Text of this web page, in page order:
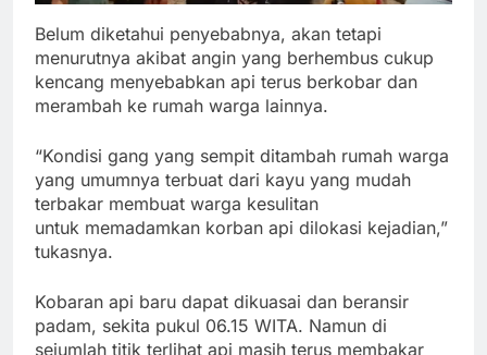
Belum diketahui penyebabnya, akan tetapi
menurutnya akibat angin yang berhembus cukup
kencang menyebabkan api terus berkobar dan
merambah ke rumah warga lainnya.
“Kondisi gang yang sempit ditambah rumah warga
yang umumnya terbuat dari kayu yang mudah
terbakar membuat warga kesulitan
untuk memadamkan korban api dilokasi kejadian,”
tukasnya.
Kobaran api baru dapat dikuasai dan beransir
padam, sekita pukul 06.15 WITA. Namun di
sejumlah titik terlihat api masih terus membakar